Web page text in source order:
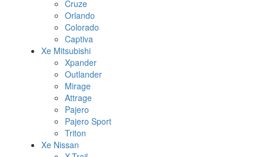
Cruze
Orlando
Colorado
Captiva
Xe Mitsubishi
Xpander
Outlander
Mirage
Attrage
Pajero
Pajero Sport
Triton
Xe Nissan